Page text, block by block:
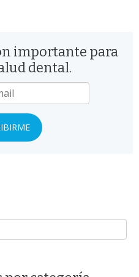
importante para
dental.